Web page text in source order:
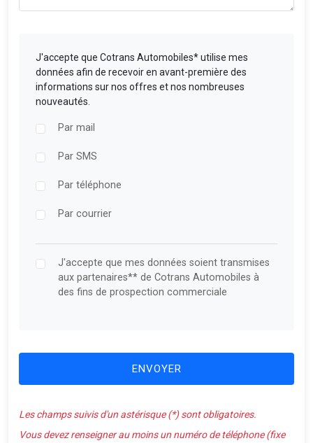
J'accepte que Cotrans Automobiles* utilise mes
données afin de recevoir en avant-première des
informations sur nos offres et nos nombreuses
nouveautés.
Par mail
Par SMS
Par téléphone
Par courrier
J'accepte que mes données soient transmises
aux partenaires** de Cotrans Automobiles à
des fins de prospection commerciale
ENVOYER
Les champs suivis d'un astérisque (*) sont obligatoires.
Vous devez renseigner au moins un numéro de téléphone (fixe